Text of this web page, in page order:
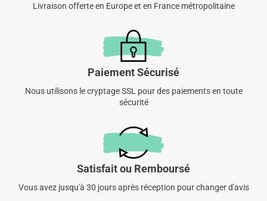
Livraison offerte en Europe et en France métropolitaine
Paiement Sécurisé
Nous utilisons le cryptage SSL pour des paiements en toute
sécurité
Satisfait ou Remboursé
Vous avez jusqu'à 30 jours après réception pour changer d'avis